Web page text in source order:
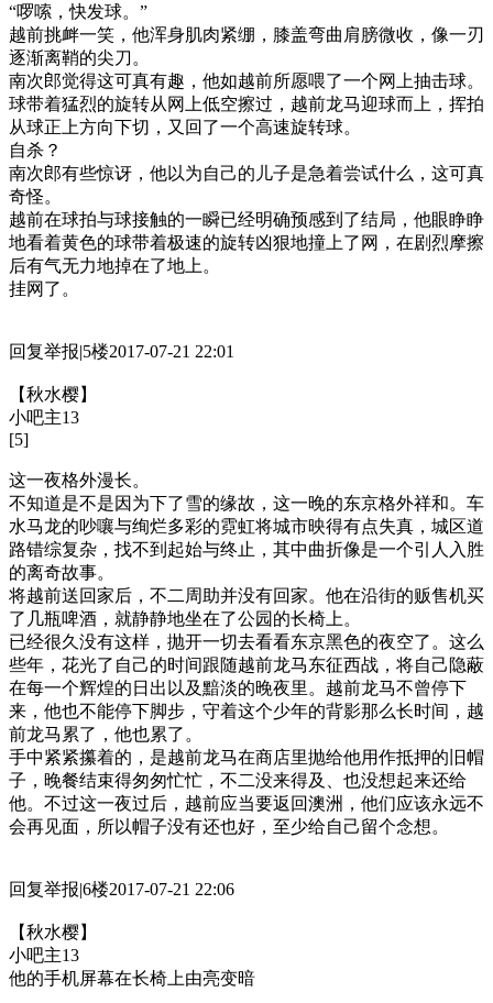
“啰嗦，快发球。”
越前挑衅一笑，他浑身肌肉紧绷，膝盖弯曲肩膀微收，像一刃
逐渐离鞘的尖刀。
南次郎觉得这可真有趣，他如越前所愿喂了一个网上抽击球。
球带着猛烈的旋转从网上低空擦过，越前龙马迎球而上，挥拍
从球正上方向下切，又回了一个高速旋转球。
自杀？
南次郎有些惊讶，他以为自己的儿子是急着尝试什么，这可真
奇怪。
越前在球拍与球接触的一瞬已经明确预感到了结局，他眼睁睁
地看着黄色的球带着极速的旋转凶狠地撞上了网，在剧烈摩擦
后有气无力地掉在了地上。
挂网了。
回复举报|5楼2017-07-21 22:01
【秋水樱】
小吧主13
[5]
这一夜格外漫长。
不知道是不是因为下了雪的缘故，这一晚的东京格外祥和。车
水马龙的吵嚷与绚烂多彩的霓虹将城市映得有点失真，城区道
路错综复杂，找不到起始与终止，其中曲折像是一个引人入胜
的离奇故事。
将越前送回家后，不二周助并没有回家。他在沿街的贩售机买
了几瓶啤酒，就静静地坐在了公园的长椅上。
已经很久没有这样，抛开一切去看看东京黑色的夜空了。这么
些年，花光了自己的时间跟随越前龙马东征西战，将自己隐蔽
在每一个辉煌的日出以及黯淡的晚夜里。越前龙马不曾停下
来，他也不能停下脚步，守着这个少年的背影那么长时间，越
前龙马累了，他也累了。
手中紧紧攥着的，是越前龙马在商店里抛给他用作抵押的旧帽
子，晚餐结束得匆匆忙忙，不二没来得及、也没想起来还给
他。不过这一夜过后，越前应当要返回澳洲，他们应该永远不
会再见面，所以帽子没有还也好，至少给自己留个念想。
回复举报|6楼2017-07-21 22:06
【秋水樱】
小吧主13
他的手机屏幕在长椅上由亮变暗